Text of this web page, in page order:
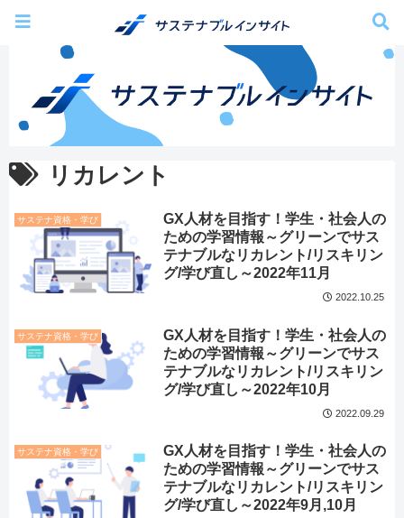
リカレント
サステナ資格・学び
GX人材を目指す！学生・社会人の
ための学習情報～グリーンでサス
テナブルなリカレント/リスキリン
グ/学び直し～2022年11月
2022.10.25
サステナ資格・学び
GX人材を目指す！学生・社会人の
ための学習情報～グリーンでサス
テナブルなリカレント/リスキリン
グ/学び直し～2022年10月
2022.09.29
サステナ資格・学び
GX人材を目指す！学生・社会人の
ための学習情報～グリーンでサス
テナブルなリカレント/リスキリン
グ/学び直し～2022年9月,10月